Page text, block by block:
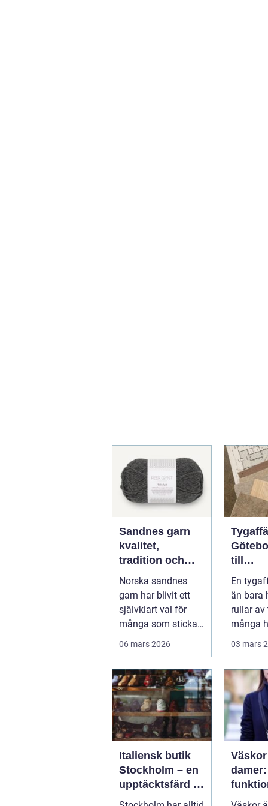
Sandnes garn
kvalitet,
tradition och
modern
stickglädje
Norska sandnes
garn har blivit ett
självklart val för
många som stickar
och virkar i Sverige.
06 mars 2026
till
En
än bara
rullar av
många
det...
03 mars
Italiensk butik
Stockholm – en
upptäcktsfärd i
kvalitet och